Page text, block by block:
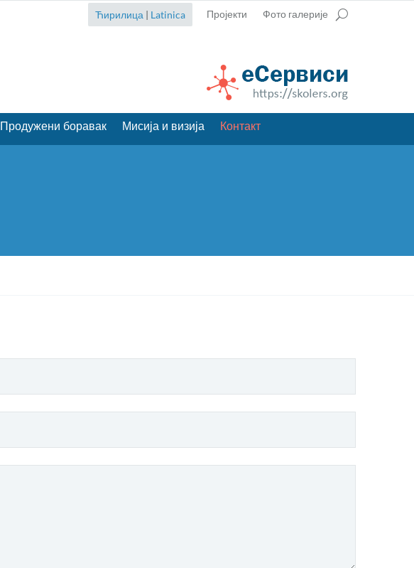
Пројекти Фото галерије
Ћирилица | Latinica
Продужени боравак Мисија и визија Контакт